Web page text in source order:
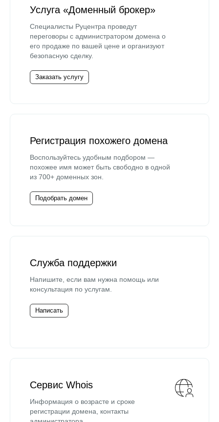
Услуга «Доменный брокер»
Специалисты Руцентра проведут
переговоры с администратором домена о
его продаже по вашей цене и организуют
безопасную сделку.
Заказать услугу
Регистрация похожего домена
Воспользуйтесь удобным подбором —
похожее имя может быть свободно в одной
из 700+ доменных зон.
Подобрать домен
Служба поддержки
Напишите, если вам нужна помощь или
консультация по услугам.
Написать
Сервис Whois
Информация о возрасте и сроке
регистрации домена, контакты